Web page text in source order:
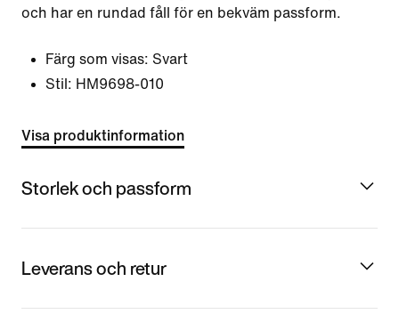
och har en rundad fåll för en bekväm passform.
Färg som visas: Svart
Stil: HM9698-010
Visa produktinformation
Storlek och passform
Leverans och retur